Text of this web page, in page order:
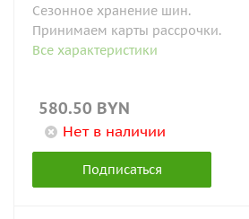
Сезонное хранение шин.
Принимаем карты рассрочки.
Все характеристики
580.50 BYN
Нет в наличии
Подписаться